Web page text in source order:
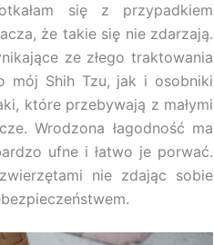
się z przypadkiem
że takie się nie zdarzają.
ze złego traktowania
mój Shih Tzu, jak i osobniki
które przebywają z małymi
Wrodzona łagodność ma
ufne i łatwo je porwać.
nie zdając sobie